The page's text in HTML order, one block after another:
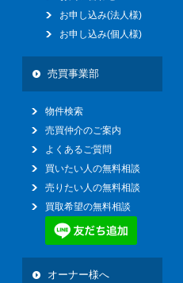
お申し込み(法人様)
お申し込み(個人様)
売買事業部
物件検索
売買仲介のご案内
よくあるご質問
買いたい人の無料相談
売りたい人の無料相談
買取希望の無料相談
オーナー様へ